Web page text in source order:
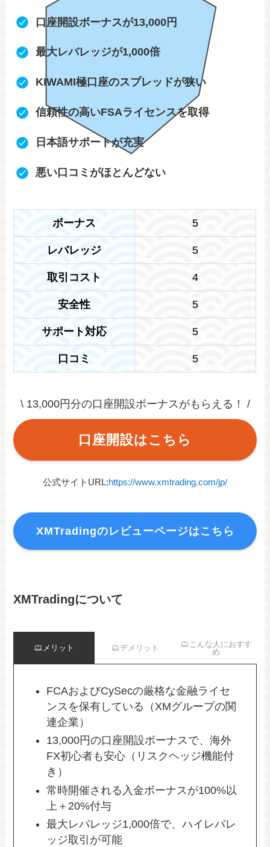
口座開設ボーナスが13,000円
最大レバレッジが1,000倍
KIWAMI極口座のスプレッドが狭い
信頼性の高いFSAライセンスを取得
日本語サポートが充実
悪い口コミがほとんどない
ボーナス 5
レバレッジ 5
取引コスト 4
安全性 5
サポート対応 5
口コミ 5
\ 13,000円分の口座開設ボーナスがもらえる！ /
口座開設はこちら
公式サイトURL:https://www.xmtrading.com/jp/
XMTradingのレビューページはこちら
XMTradingについて
メリット デメリット
こんな人におすす
め
FCAおよびCySecの厳格な金融ライセ
ンスを保有している（XMグループの関
連企業）
13,000円の口座開設ボーナスで、海外
FX初心者も安心（リスクヘッジ機能付
き）
常時開催される入金ボーナスが100%以
上＋20%付与
最大レバレッジ1,000倍で、ハイレバレ
ッジ取引が可能